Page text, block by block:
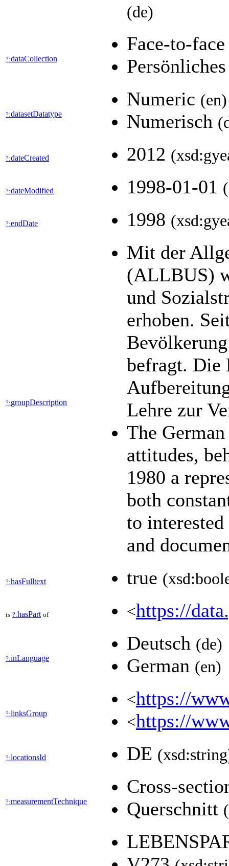
(de)
?:dataCollection
Face-to-
?:datasetDatatype
Numeric (en)
Numerisch
?:dateCreated 2012
?:dateModified 1998-01-01
?:endDate 1998
?:groupDescription
Mit der
(ALLBUS)
und
erhoben.
befragt. Die
Lehre zur
The
attitudes,
1980 a
both
to interested
and
?:hasFulltext true
is ?:hasPart of <https://
?:inLanguage
Deutsch (de)
German (en)
?:linksGroup
<https://
<https://
?:locationsId DE
?:measurementTechnique
Cross-
Querschnitt